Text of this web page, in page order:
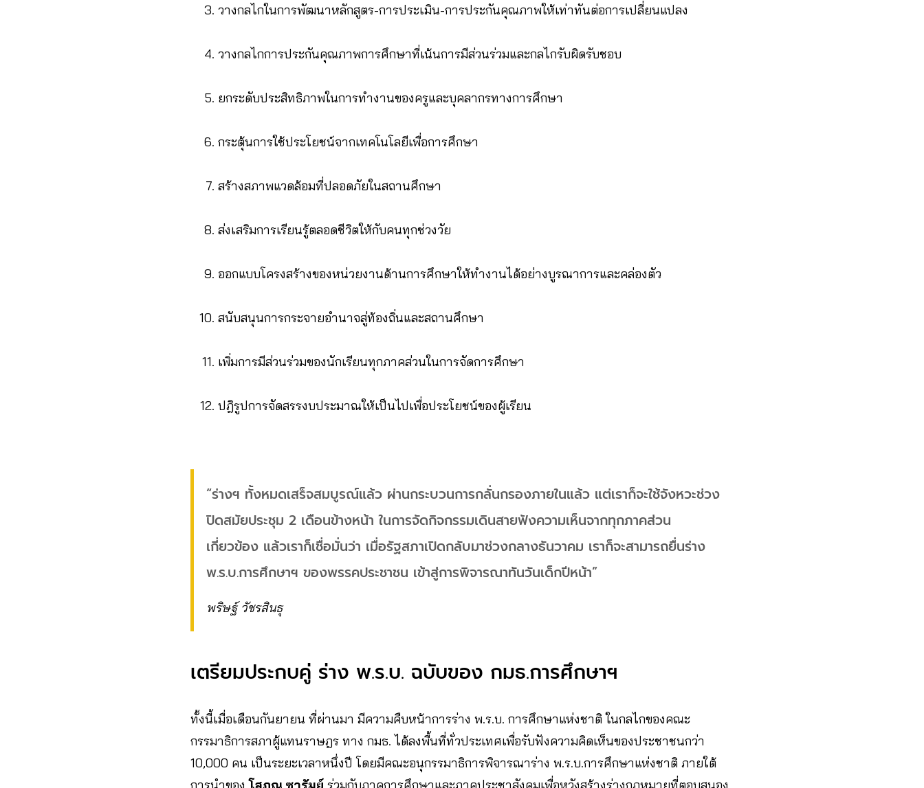
วางกลไกในการพัฒนาหลักสูตร-การประเมิน-การประกันคุณภาพให้เท่าทันต่อการเปลี่ยนแปลง
วางกลไกการประกันคุณภาพการศึกษาที่เน้นการมีส่วนร่วมและกลไกรับผิดรับชอบ
ยกระดับประสิทธิภาพในการทำงานของครูและบุคลากรทางการศึกษา
กระตุ้นการใช้ประโยชน์จากเทคโนโลยีเพื่อการศึกษา
สร้างสภาพแวดล้อมที่ปลอดภัยในสถานศึกษา
ส่งเสริมการเรียนรู้ตลอดชีวิตให้กับคนทุกช่วงวัย
ออกแบบโครงสร้างของหน่วยงานด้านการศึกษาให้ทำงานได้อย่างบูรณาการและคล่องตัว
สนับสนุนการกระจายอำนาจสู่ท้องถิ่นและสถานศึกษา
เพิ่มการมีส่วนร่วมของนักเรียนทุกภาคส่วนในการจัดการศึกษา
ปฎิรูปการจัดสรรงบประมาณให้เป็นไปเพื่อประโยชน์ของผู้เรียน
“ร่างฯ ทั้งหมดเสร็จสมบูรณ์แล้ว ผ่านกระบวนการกลั่นกรองภายในแล้ว แต่เราก็จะใช้จังหวะช่วง
ปิดสมัยประชุม 2 เดือนข้างหน้า ในการจัดกิจกรรมเดินสายฟังความเห็นจากทุกภาคส่วน
เกี่ยวข้อง แล้วเราก็เชื่อมั่นว่า เมื่อรัฐสภาเปิดกลับมาช่วงกลางธันวาคม เราก็จะสามารถยื่นร่าง
พ.ร.บ.การศึกษาฯ ของพรรคประชาชน เข้าสู่การพิจารณาทันวันเด็กปีหน้า”
พริษฐ์ วัชรสินธุ
เตรียมประกบคู่ ร่าง พ.ร.บ. ฉบับของ กมธ.การศึกษาฯ
ทั้งนี้เมื่อเดือนกันยายน ที่ผ่านมา มีความคืบหน้าการร่าง พ.ร.บ. การศึกษาแห่งชาติ ในกลไกของคณะ
กรรมาธิการสภาผู้แทนราษฎร ทาง กมธ. ได้ลงพื้นที่ทั่วประเทศเพื่อรับฟังความคิดเห็นของประชาชนกว่า
10,000 คน เป็นระยะเวลาหนึ่งปี โดยมีคณะอนุกรรมาธิการพิจารณาร่าง พ.ร.บ.การศึกษาแห่งชาติ ภายใต้
การนำของโสภณ ซารัมย์ ร่วมกับภาคการศึกษาและภาคประชาสังคมเพื่อหวังสร้างร่างกฎหมายที่ตอบสนอง